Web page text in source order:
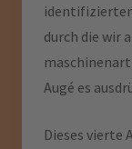
durch die wir
Augé es
Dieses vierte